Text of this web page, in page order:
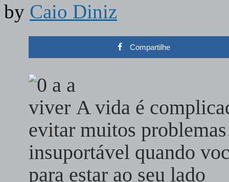
by Caio Diniz
Compartilhe
A vida é
evitar muitos
insuportável quando
para estar ao seu lado